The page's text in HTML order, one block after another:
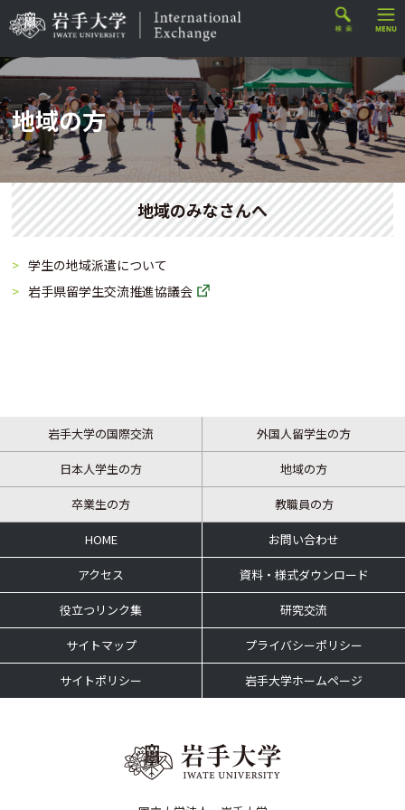
地域の方
地域のみなさんへ
学生の地域派遣について
岩手県留学生交流推進協議会
岩手大学の国際交流 外国人留学生の方
日本人学生の方 地域の方
卒業生の方 教職員の方
HOME お問い合わせ
アクセス 資料・様式ダウンロード
役立つリンク集 研究交流
サイトマップ プライバシーポリシー
サイトポリシー 岩手大学ホームページ